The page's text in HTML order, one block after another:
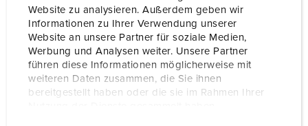
Website zu analysieren. Außerdem geben wir
Informationen zu Ihrer Verwendung unserer
Website an unsere Partner für soziale Medien,
Werbung und Analysen weiter. Unsere Partner
führen diese Informationen möglicherweise mit
weiteren Daten zusammen, die Sie ihnen
bereitgestellt haben oder die sie im Rahmen Ihrer
Contact
highly heat resistant contact carrier
X-CONTACT
Protection type IP67
Weight 820 g